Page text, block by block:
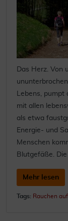
Das Herz. Von
Lebens, pumpt
mit allen
als etwa
Energie- und
Menschen
Blutgefäße.
Mehr lesen
Tags: Rauchen